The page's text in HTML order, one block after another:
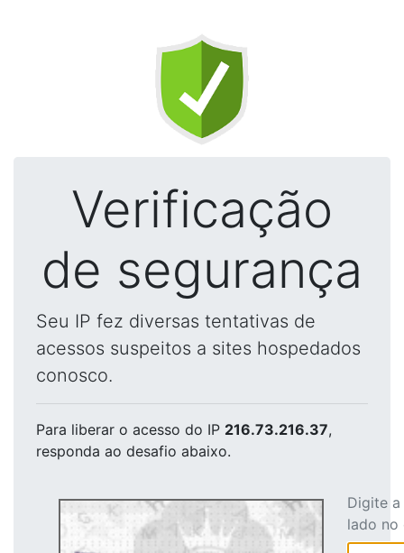
Verificação
de segurança
Seu IP fez diversas tentativas de
acessos suspeitos a sites hospedados
conosco.
Para liberar o acesso do IP 216.73.216.37,
responda ao desafio abaixo.
Digite
lado no